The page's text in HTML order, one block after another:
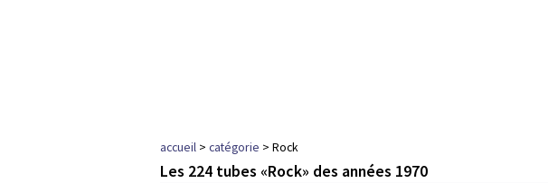
accueil > catégorie > Rock
Les 224 tubes «Rock» des années 1970